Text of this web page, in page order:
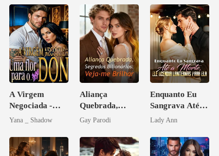
A Virgem
Negociada -
Uma flor para o
Yana _ Shadow
Aliança
Quebrada,
Segredos
Veja-me Brilhar
Gay Parodi
Enquanto Eu
Sangrava Até a
Morte, Ele
Lanternas Para
Ela
Lady Ann